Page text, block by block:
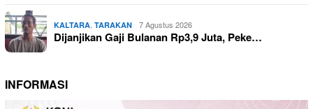
KALTARA TARAKAN 7 Agustus 2026
Dijanjikan Gaji Bulanan Rp3,9 Juta, Peke…
INFORMASI